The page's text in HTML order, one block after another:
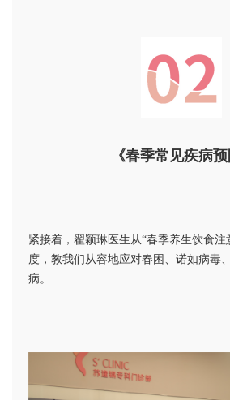
《春季常见疾病预
紧接着，翟颖琳医生从“春季养生饮食注
度，教我们从容地应对春困、诺如病毒
病。